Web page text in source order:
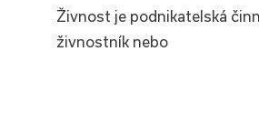
Živnost je podnikatelská
živnostník nebo